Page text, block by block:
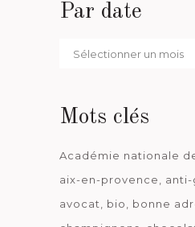
Par date
Par
Mots clés
Académie nationale
aix-en-provence
anti-
avocat
bio bonne